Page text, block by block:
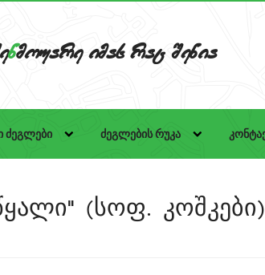
nmouare imas rac Senia
ძეგლები ძეგლების რუკა
(სოფ. კოშკები)